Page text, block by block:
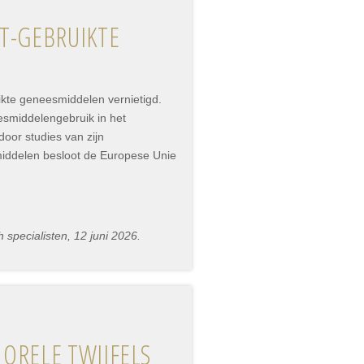
GEBRUIKTE
geneesmiddelen vernietigd.
in het
studies van zijn
besloot de Europese Unie
12 juni 2026.
TWIJFELS